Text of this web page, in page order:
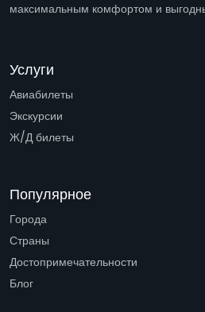
максимальным комфортом и
Услуги
Авиабилеты
Экскурсии
Ж/Д билеты
Популярное
Города
Страны
Достопримечательности
Блог